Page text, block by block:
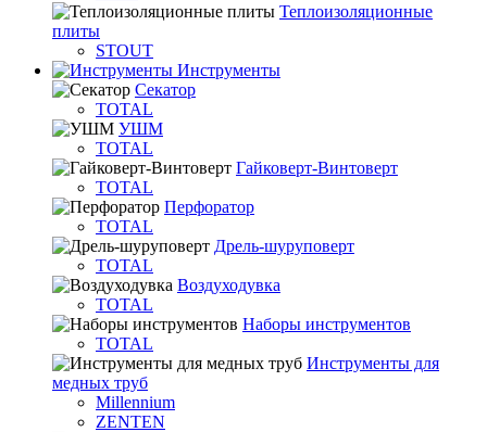
Теплоизоляционные
плиты
STOUT
Инструменты
Секатор
TOTAL
УШМ
TOTAL
Гайковерт-Винтоверт
TOTAL
Перфоратор
TOTAL
Дрель-шуруповерт
TOTAL
Воздуходувка
TOTAL
Наборы инструментов
TOTAL
Инструменты для
медных труб
Millennium
ZENTEN